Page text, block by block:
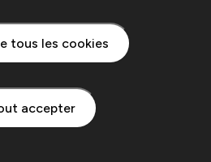
accepter
tous les cookies